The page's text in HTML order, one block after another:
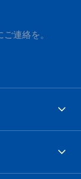
連絡を。